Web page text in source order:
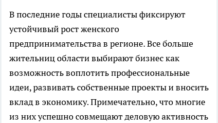
В последние годы специалисты фиксируют
устойчивый рост женского
предпринимательства в регионе. Все больше
жительниц области выбирают бизнес как
возможность воплотить профессиональные
идеи, развивать собственные проекты и вносить
вклад в экономику. Примечательно, что многие
из них успешно совмещают деловую активность